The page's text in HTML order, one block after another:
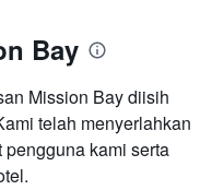
Bay
Mission Bay diisih
telah menyerlahkan
kami serta